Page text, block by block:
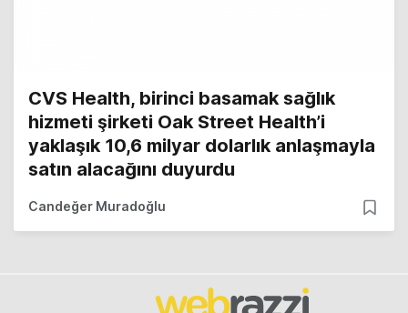
CVS Health, birinci basamak sağlık
hizmeti şirketi Oak Street Health’i
yaklaşık 10,6 milyar dolarlık anlaşmayla
satın alacağını duyurdu
Candeğer Muradoğlu